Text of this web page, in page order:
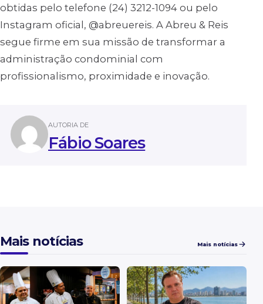
obtidas pelo telefone (24) 3212-1094 ou pelo
Instagram oficial, @abreuereis. A Abreu & Reis
segue firme em sua missão de transformar a
administração condominial com
profissionalismo, proximidade e inovação.
AUTORIA DE
Fábio Soares
Mais notícias Mais notícias